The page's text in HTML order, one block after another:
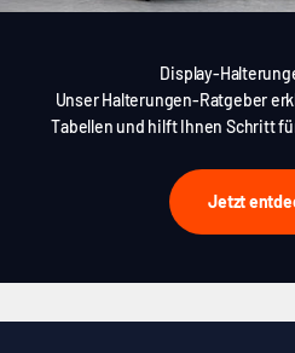
Display-
Unser Halterungen-Ratgeber
Tabellen und hilft Ihnen Schritt
Jetzt